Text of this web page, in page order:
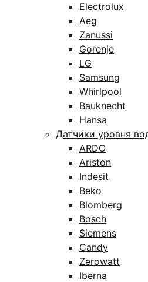
Electrolux
Aeg
Zanussi
Gorenje
LG
Samsung
Whirlpool
Bauknecht
Hansa
Датчики уровня
ARDO
Ariston
Indesit
Beko
Blomberg
Bosch
Siemens
Candy
Zerowatt
Iberna